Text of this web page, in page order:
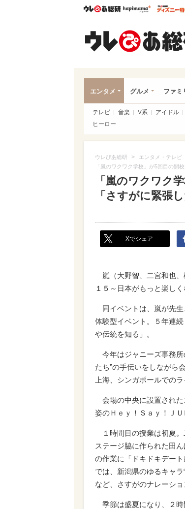
ウレぴあ総研ハピママ*
エンタメ グルメ ファミ
テレビ 音楽 V系 アイドル
ヒーロー
ウレぴあ総研 > エンタメ・テレビ
「嵐のワクワク学校」が5回目の開
「嵐のワクワク
「さすがに緊張し
Xでシェア
嵐（大野智、二宮和也、
１５～日本がもっと楽し
同イベントは、嵐が先生
体験型イベント。５年連
や伝統を知る」。
今年はジャニーズ事務所
たち”の手伝いをしながら
上海、シンガポールでの
会場の中央に設置された
姿のＨｅｙ！Ｓａｙ！Ｊ
１時間目の授業は初夏。
ステージ脇に作られた田
の作業に「ドキドキデー
では、新潟県のゆるキャ
など、さすがのナレーショ
季節は盛夏になり、２時